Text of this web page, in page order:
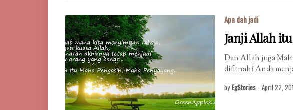
Apa dah jadi
Janji Allah
Dan Allah juga
difitnah? Anda
by EgStories - April 22,